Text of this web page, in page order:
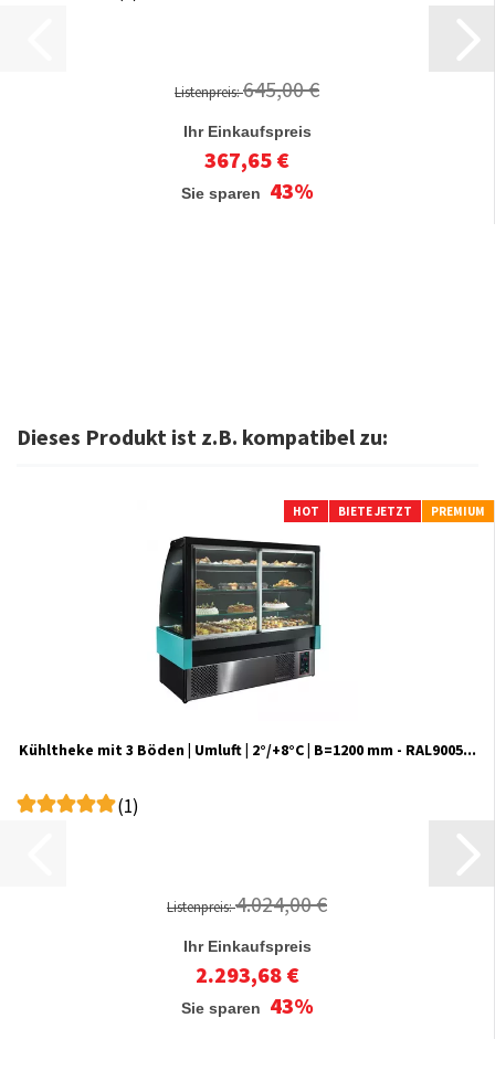
Listenpreis:645,00 €
Ihr Einkaufspreis
367,65 €
Sie sparen 43%
Dieses Produkt ist z.B. kompatibel zu:
HOT BIETE JETZT PREMIUM
Kühltheke mit 3 Böden | Umluft | 2°/+8°C | B=1200 mm - RAL9005...
(1)
Listenpreis:4.024,00 €
Ihr Einkaufspreis
2.293,68 €
Sie sparen 43%